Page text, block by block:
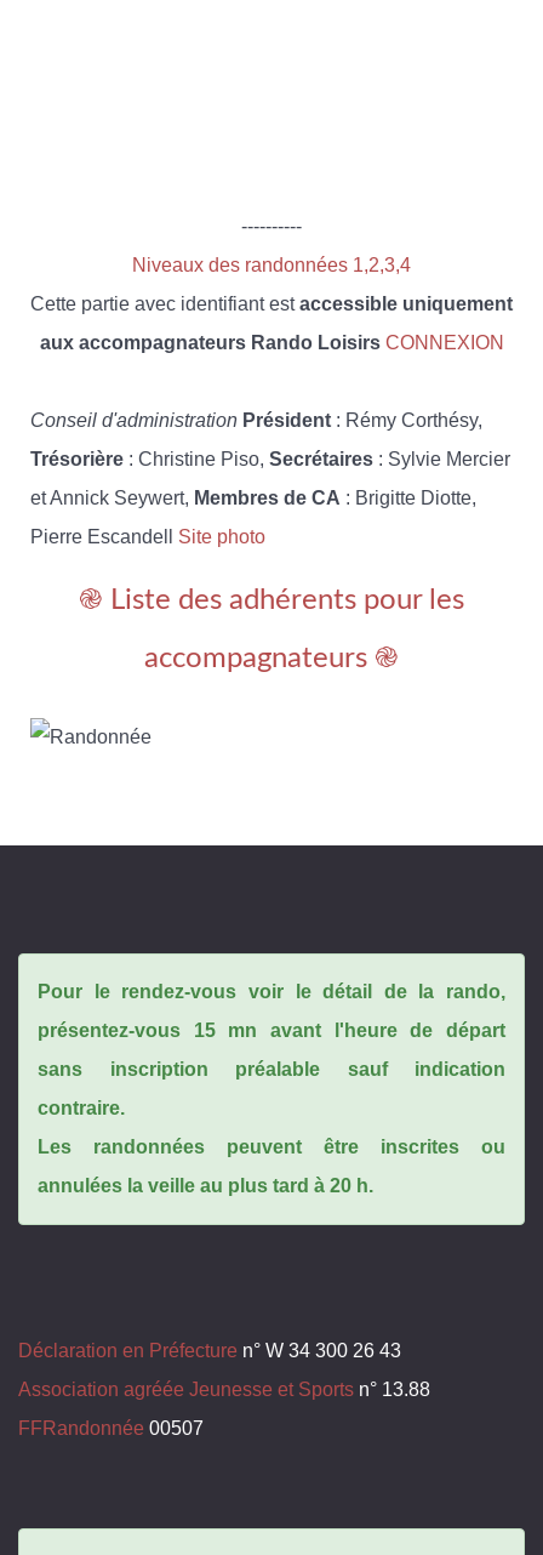
----------
Niveaux des randonnées 1,2,3,4
Cette partie avec identifiant estaccessible uniquement
aux accompagnateurs Rando Loisirs CONNEXION
Conseil d'administration Président : Rémy Corthésy,
Trésorière : Christine Piso, Secrétaires : Sylvie Mercier
et Annick Seywert, Membres de CA : Brigitte Diotte,
Pierre Escandell Site photo
֎ Liste des adhérents pour les
accompagnateurs ֎
Pour le rendez-vous voir le détail de la rando,
présentez-vous 15 mn avant l'heure de départ
sans inscription préalable sauf indication
contraire.
Les randonnées peuvent être inscrites ou
annulées la veille au plus tard à 20 h.
Déclaration en Préfecture n° W 34 300 26 43
Association agréée Jeunesse et Sports n° 13.88
FFRandonnée 00507